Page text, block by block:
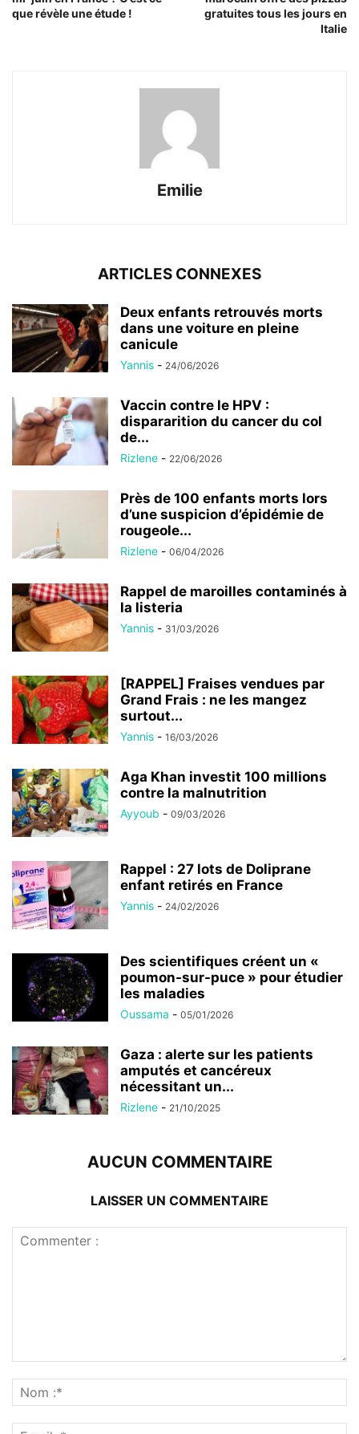
que révèle une étude !
gratuites tous les jours en
Italie
Emilie
ARTICLES CONNEXES
Deux enfants retrouvés morts
dans une voiture en pleine
canicule
Yannis - 24/06/2026
Vaccin contre le HPV :
dispararition du cancer du col
de...
Rizlene - 22/06/2026
Près de 100 enfants morts lors
d’une suspicion d’épidémie de
rougeole...
Rizlene - 06/04/2026
Rappel de maroilles contaminés à
la listeria
Yannis - 31/03/2026
[RAPPEL] Fraises vendues par
Grand Frais : ne les mangez
surtout...
Yannis - 16/03/2026
Aga Khan investit 100 millions
contre la malnutrition
Ayyoub - 09/03/2026
Rappel : 27 lots de Doliprane
enfant retirés en France
Yannis - 24/02/2026
Des scientifiques créent un «
poumon-sur-puce » pour étudier
les maladies
Oussama - 05/01/2026
Gaza : alerte sur les patients
amputés et cancéreux
nécessitant un...
Rizlene - 21/10/2025
AUCUN COMMENTAIRE
LAISSER UN COMMENTAIRE